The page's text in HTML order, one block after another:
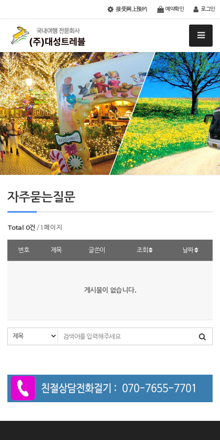
接受网上预约 예약확인 로그인
자주묻는질문
Total 0건 1 페이지
번호 제목 글쓴이 조회 날짜
게시물이 없습니다.